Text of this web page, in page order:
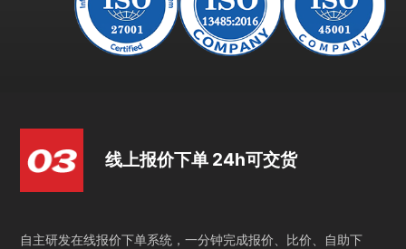
线上报价下单 24h可交货
自主研发在线报价下单系统，一分钟完成报价、比价、自助下